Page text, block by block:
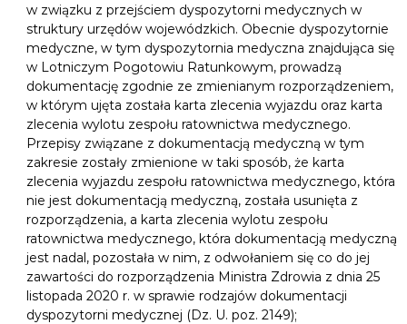
w związku z przejściem dyspozytorni medycznych w
struktury urzędów wojewódzkich. Obecnie dyspozytornie
medyczne, w tym dyspozytornia medyczna znajdująca się
w Lotniczym Pogotowiu Ratunkowym, prowadzą
dokumentację zgodnie ze zmienianym rozporządzeniem,
w którym ujęta została karta zlecenia wyjazdu oraz karta
zlecenia wylotu zespołu ratownictwa medycznego.
Przepisy związane z dokumentacją medyczną w tym
zakresie zostały zmienione w taki sposób, że karta
zlecenia wyjazdu zespołu ratownictwa medycznego, która
nie jest dokumentacją medyczną, została usunięta z
rozporządzenia, a karta zlecenia wylotu zespołu
ratownictwa medycznego, która dokumentacją medyczną
jest nadal, pozostała w nim, z odwołaniem się co do jej
zawartości do rozporządzenia Ministra Zdrowia z dnia 25
listopada 2020 r. w sprawie rodzajów dokumentacji
dyspozytorni medycznej (Dz. U. poz. 2149);